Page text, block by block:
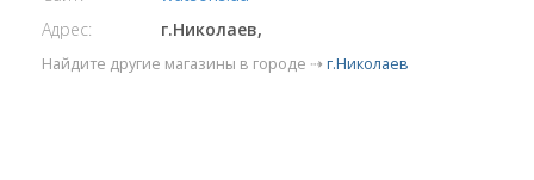
Адрес:
г.Николаев,
Найдите другие магазины в городе ⇢ г.Николаев